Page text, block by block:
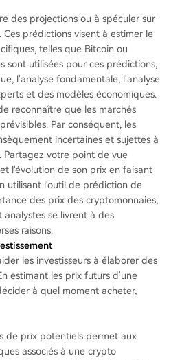
des projections ou à spéculer sur
prédictions visent à estimer le
telles que Bitcoin ou
sont utilisées pour ces prédictions,
l'analyse fondamentale, l'analyse
et des modèles économiques.
reconnaître que les marchés
Par conséquent, les
incertaines et sujettes à
Partagez votre point de vue
l'évolution de son prix en faisant
utilisant l'outil de prédiction de
des prix des cryptomonnaies,
se livrent à des
raisons.
les investisseurs à élaborer des
estimant les prix futurs d'une
à quel moment acheter,
de prix potentiels permet aux
associés à une crypto